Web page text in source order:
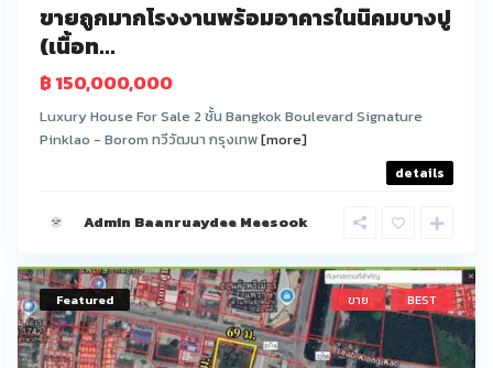
ขายถูกมากโรงงานพร้อมอาคารในนิคมบางปู
(เนื้อท...
฿ 150,000,000
Luxury House For Sale 2 ชั้น Bangkok Boulevard Signature
Pinklao - Borom ทวีวัฒนา กรุงเทพ[more]
details
Admin Baanruaydee Meesook
Featured ขาย BEST